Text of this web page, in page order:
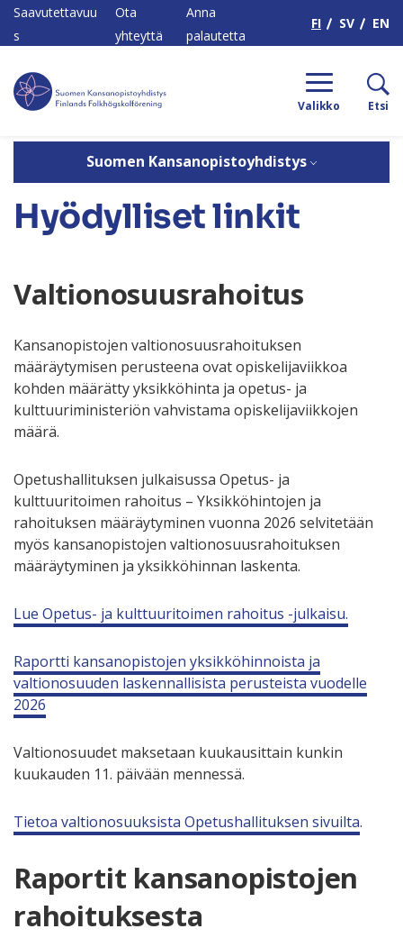
Saavutettavuu
s
Ota
yhteyttä
Anna
palautetta
FI SV EN
Valikko Etsi
Suomen
/ Vaikutamm / Hyödylliset
Suomen Kansanopistoyhdistys
Hyödylliset linkit
Valtionosuusrahoitus
Kansanopistojen valtionosuusrahoituksen
määräytymisen perusteena ovat opiskelijaviikkoa
kohden määrätty yksikköhinta ja opetus- ja
kulttuuriministeriön vahvistama opiskelijaviikkojen
määrä.
Opetushallituksen julkaisussa Opetus- ja
kulttuuritoimen rahoitus – Yksikköhintojen ja
rahoituksen määräytyminen vuonna 2026 selvitetään
myös kansanopistojen valtionosuusrahoituksen
määräytyminen ja yksikköhinnan laskenta.
Lue Opetus- ja kulttuuritoimen rahoitus -julkaisu.
Raportti kansanopistojen yksikköhinnoista ja
valtionosuuden laskennallisista perusteista vuodelle
2026
Valtionosuudet maksetaan kuukausittain kunkin
kuukauden 11. päivään mennessä.
Tietoa valtionosuuksista Opetushallituksen sivuilta.
Raportit kansanopistojen
rahoituksesta